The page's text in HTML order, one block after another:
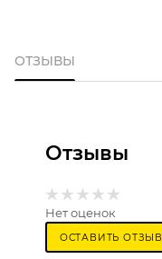
ОТЗЫВЫ
Отзывы
Нет оценок
ОСТАВИТЬ ОТЗЫВ